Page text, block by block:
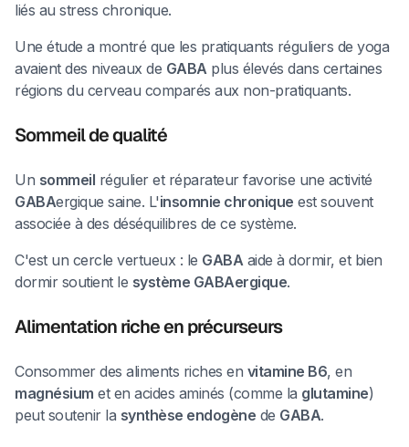
liés au stress chronique.
Une étude a montré que les pratiquants réguliers de yoga
avaient des niveaux de GABAplus élevés dans certaines
régions du cerveau comparés aux non-pratiquants.
Sommeil de qualité
Un sommeil régulier et réparateur favorise une activité
GABAergique saine. L'insomnie chronique est souvent
associée à des déséquilibres de ce système.
C'est un cercle vertueux : le GABAaide à dormir, et bien
dormir soutient le système GABAergique.
Alimentation riche en précurseurs
Consommer des aliments riches en vitamine B6, en
magnésium et en acides aminés (comme la glutamine)
peut soutenir la synthèse endogène de GABA.